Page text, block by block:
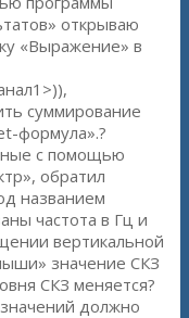
открываю
«Выражение» в
суммирование
формула».?
с помощью
обратил
названием
частота в Гц и
вертикальной
значение СКЗ
СКЗ меняется?
должно